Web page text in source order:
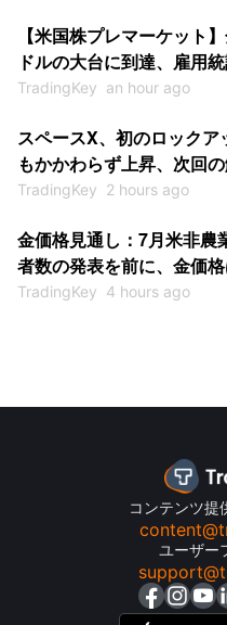
【米国株プレマーケット
ドルの大台に到達、雇用
半導体株は反発
TradingKey an hour ago
スペースX、初のロックア
もかかわらず上昇、次回
IPO価格回復へ
TradingKey 2 hours ago
金価格見通し：7月米非農
者数の発表を前に、金価
て4,300ドルを突破できるか
TradingKey 4 hours ago
コンテンツ提
ユーザー